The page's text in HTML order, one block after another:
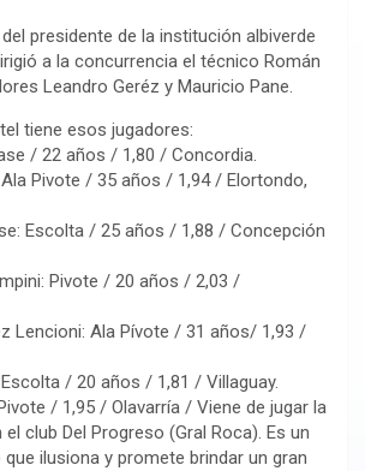
presidente de la institución albiverde
a la concurrencia el técnico Román
Leandro Geréz y Mauricio Pane.
tiene esos jugadores:
/ 22 años / 1,80 / Concordia.
Pivote / 35 años / 1,94 / Elortondo,
Escolta / 25 años / 1,88 / Concepción
Pivote / 20 años / 2,03 /
Lencioni: Ala Pívote / 31 años/ 1,93 /
/ 20 años / 1,81 / Villaguay.
/ 1,95 / Olavarría / Viene de jugar la
club Del Progreso (Gral Roca). Es un
ilusiona y promete brindar un gran